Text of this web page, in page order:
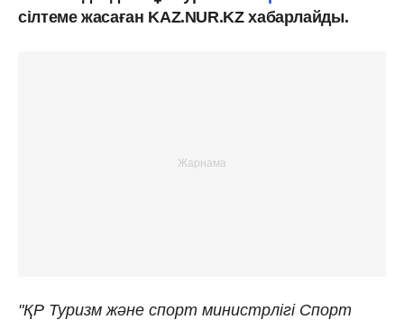
сілтеме жасаған KAZ.NUR.KZ хабарлайды.
"ҚР Туризм және спорт министрлігі Спорт